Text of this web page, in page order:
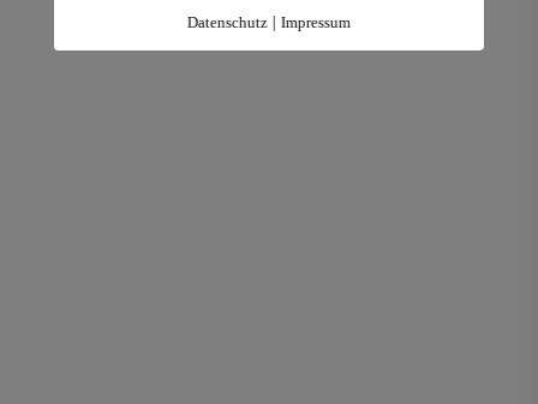
Datenschutz| Impressum